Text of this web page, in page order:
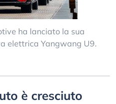
ha lanciato la sua
elettrica Yangwang U9.
è cresciuto